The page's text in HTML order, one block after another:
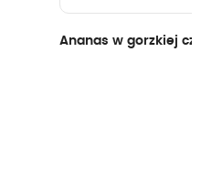
Ananas w gorzkiej